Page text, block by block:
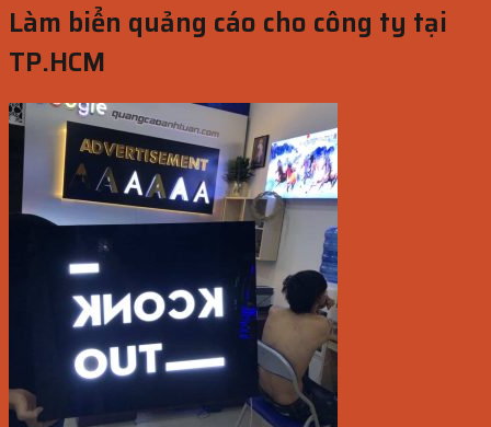
Làm biển quảng cáo cho công ty tại
TP.HCM